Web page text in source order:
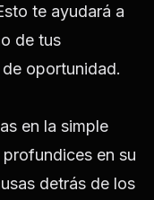
te ayudará a
de tus
oportunidad.
en la simple
en su
detrás de los